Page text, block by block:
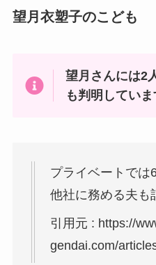
望月衣塑子のこども
望月さんには2
も判明していま
プライベートでは
他社に務める夫も
引用元 : https://
gendai.com/